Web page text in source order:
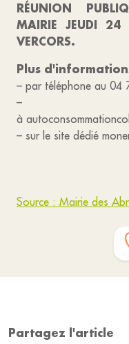
RÉUNION
MAIRIE JEUDI
VERCORS.
Plus
– par téléphone au 04
–
à
– sur le site dédié
Source : Mairie des
Partagez l'article